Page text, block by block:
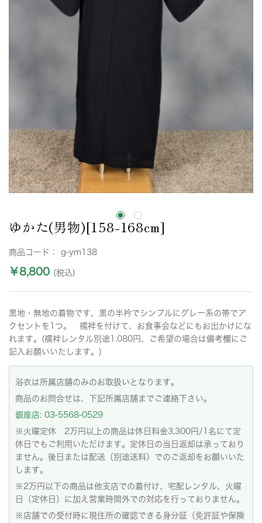
ゆかた(男物)[158-168cm]
商品コード： g-ym138
￥8,800 (税込)
黒地・無地の着物です、黒の半衿でシンプルにグレー系の帯でア
クセントを1つ。 襦袢を付けて、お食事会などにもお出かけにな
れます。(襦袢レンタル別途1,080円、ご希望の場合は備考欄にご
記入お願いいたします。)
浴衣は所属店舗のみのお取扱いとなります。
商品のお問合せは、下記所属店舗までご連絡下さい。
銀座店: 03-5568-0529
※火曜定休 2万円以上の商品は休日料金3,300円/1名にて定
休日でもご利用いただけます。定休日の当日返却は承っており
ません。後日または配送（別途送料）でのご返却をお願いいた
します。
※2万円以下の商品は他支店での着付け、宅配レンタル、火曜
日（定休日）に加え営業時間外での対応を行っておりません。
※店舗での受付時に現住所の確認できる身分証（免許証や保険